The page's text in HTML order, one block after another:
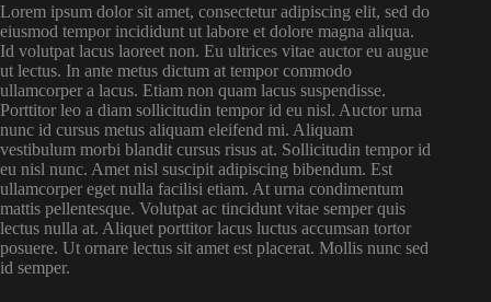
Lorem ipsum dolor sit amet, consectetur adipiscing elit, sed do
eiusmod tempor incididunt ut labore et dolore magna aliqua.
Id volutpat lacus laoreet non. Eu ultrices vitae auctor eu augue
ut lectus. In ante metus dictum at tempor commodo
ullamcorper a lacus. Etiam non quam lacus suspendisse.
Porttitor leo a diam sollicitudin tempor id eu nisl. Auctor urna
nunc id cursus metus aliquam eleifend mi. Aliquam
vestibulum morbi blandit cursus risus at. Sollicitudin tempor id
eu nisl nunc. Amet nisl suscipit adipiscing bibendum. Est
ullamcorper eget nulla facilisi etiam. At urna condimentum
mattis pellentesque. Volutpat ac tincidunt vitae semper quis
lectus nulla at. Aliquet porttitor lacus luctus accumsan tortor
posuere. Ut ornare lectus sit amet est placerat. Mollis nunc sed
id semper.